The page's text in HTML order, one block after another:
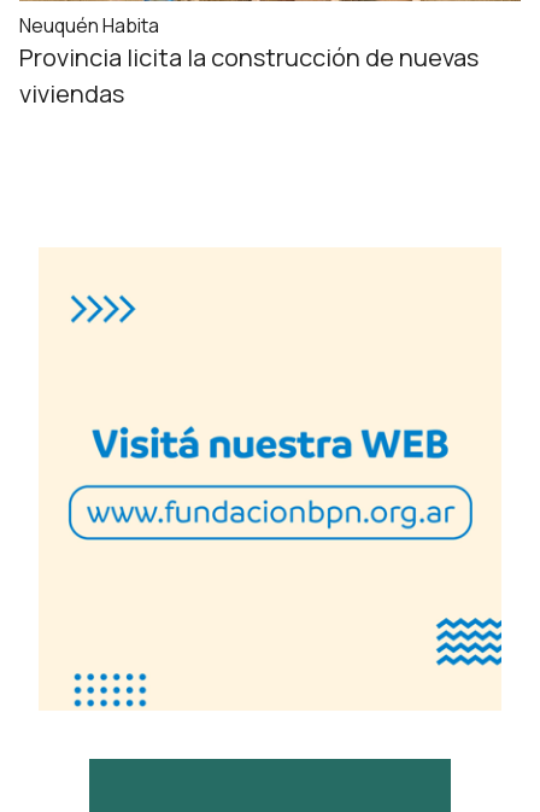
Neuquén Habita
Provincia licita la construcción de nuevas
viviendas